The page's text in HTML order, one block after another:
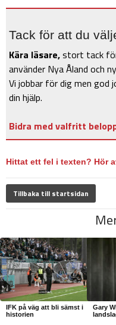
Tack för att du
Kära läsare,stort tack
använder Nya Åland och
Vi jobbar för dig men god
din hjälp.
Bidra med valfritt
Hittat ett fel i texten? Hör
Tillbaka till startsidan
IFK på väg att bli sämst i
historien
Gary